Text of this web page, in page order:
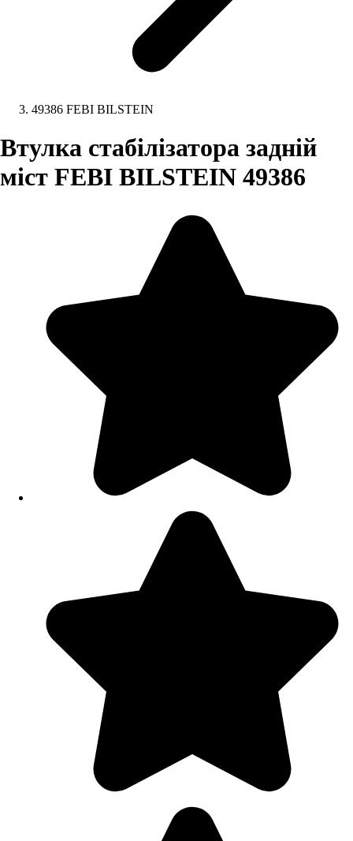
49386 FEBI BILSTEIN
Втулка стабілізатора задній
міст FEBI BILSTEIN 49386